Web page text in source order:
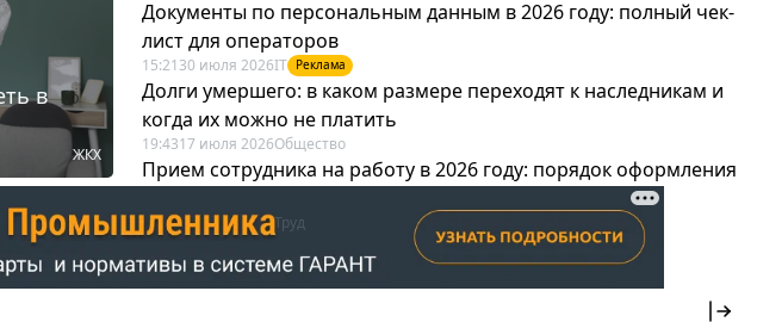
в
ЖКХ
Документы по персональным данным в 2026 году: полный чек-
лист для операторов
15:21 30 июля 2026IT Реклама
Долги умершего: в каком размере переходят к наследникам и
когда их можно не платить
19:4317 июля 2026Общество
Прием сотрудника на работу в 2026 году: порядок оформления
12:2822 июля 2026Труд